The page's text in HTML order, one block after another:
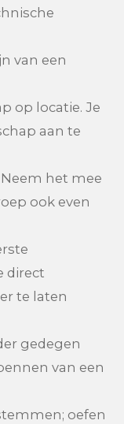
van een
op locatie. Je
aan te
het mee
ook even
direct
te laten
gedegen
van een
oefen